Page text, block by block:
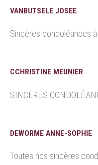
VANBUTSELE JOSEE
Sincères condoléances
CCHRISTINE MEUNIER
SINCERES
DEWORME ANNE-SOPHIE
Toutes nos sincères